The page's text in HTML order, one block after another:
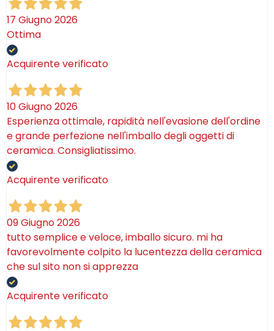
17 Giugno 2026
Ottima
Acquirente verificato
10 Giugno 2026
Esperienza ottimale, rapidità nell'evasione dell'ordine
e grande perfezione nell'imballo degli oggetti di
ceramica. Consigliatissimo.
Acquirente verificato
09 Giugno 2026
tutto semplice e veloce, imballo sicuro. mi ha
favorevolmente colpito la lucentezza della ceramica
che sul sito non si apprezza
Acquirente verificato